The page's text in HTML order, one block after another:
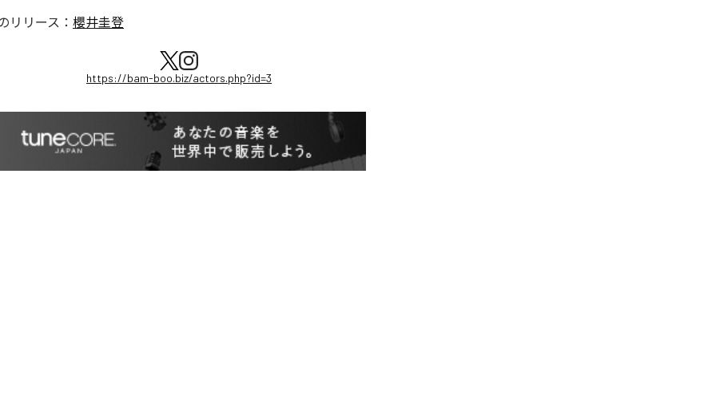
リリース： 櫻井圭登
https://bam-boo.biz/actors.php?id=3